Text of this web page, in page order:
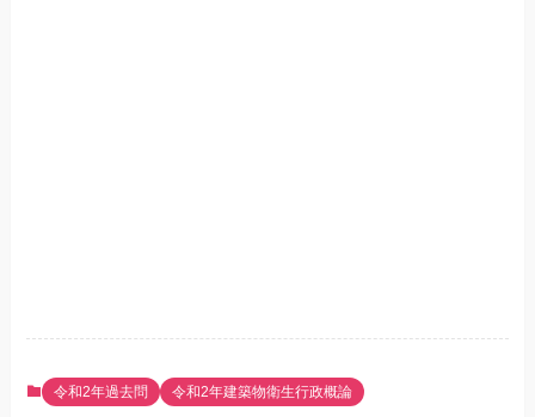
令和2年過去問 令和2年建築物衛生行政概論